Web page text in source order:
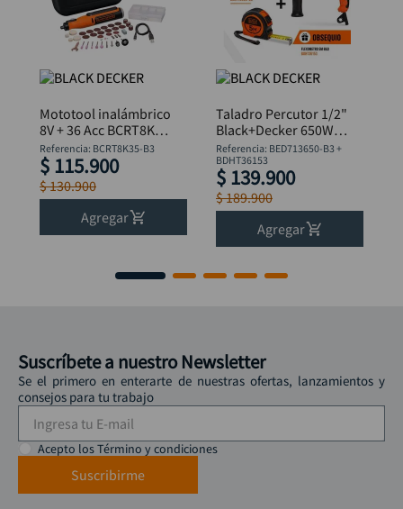
Mototool inalámbrico
8V + 36 Acc BCRT8K35
B&D
Referencia: BCRT8K35-B3
$ 115.900
$130.900
Agregar
Taladro Percutor 1/2"
Black+Decker 650W
BED713650-B3 +
Flexómetro
Referencia: BED713650-B3 +
BDHT36153
$ 139.900
$189.900
Agregar
Suscríbete a nuestro Newsletter
Se el primero en enterarte de nuestras ofertas, lanzamientos y
consejos para tu trabajo
Acepto los Término y condiciones
Suscribirme